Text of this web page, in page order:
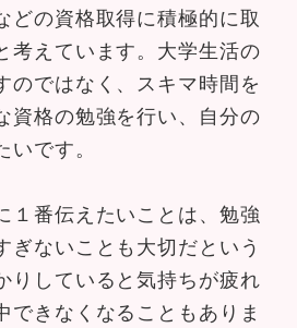
どの資格取得に積極的に取
考えています。大学生活の
のではなく、スキマ時間を
資格の勉強を行い、自分の
です。
１番伝えたいことは、勉強
ぎないことも大切だという
りしていると気持ちが疲れ
できなくなることもありま